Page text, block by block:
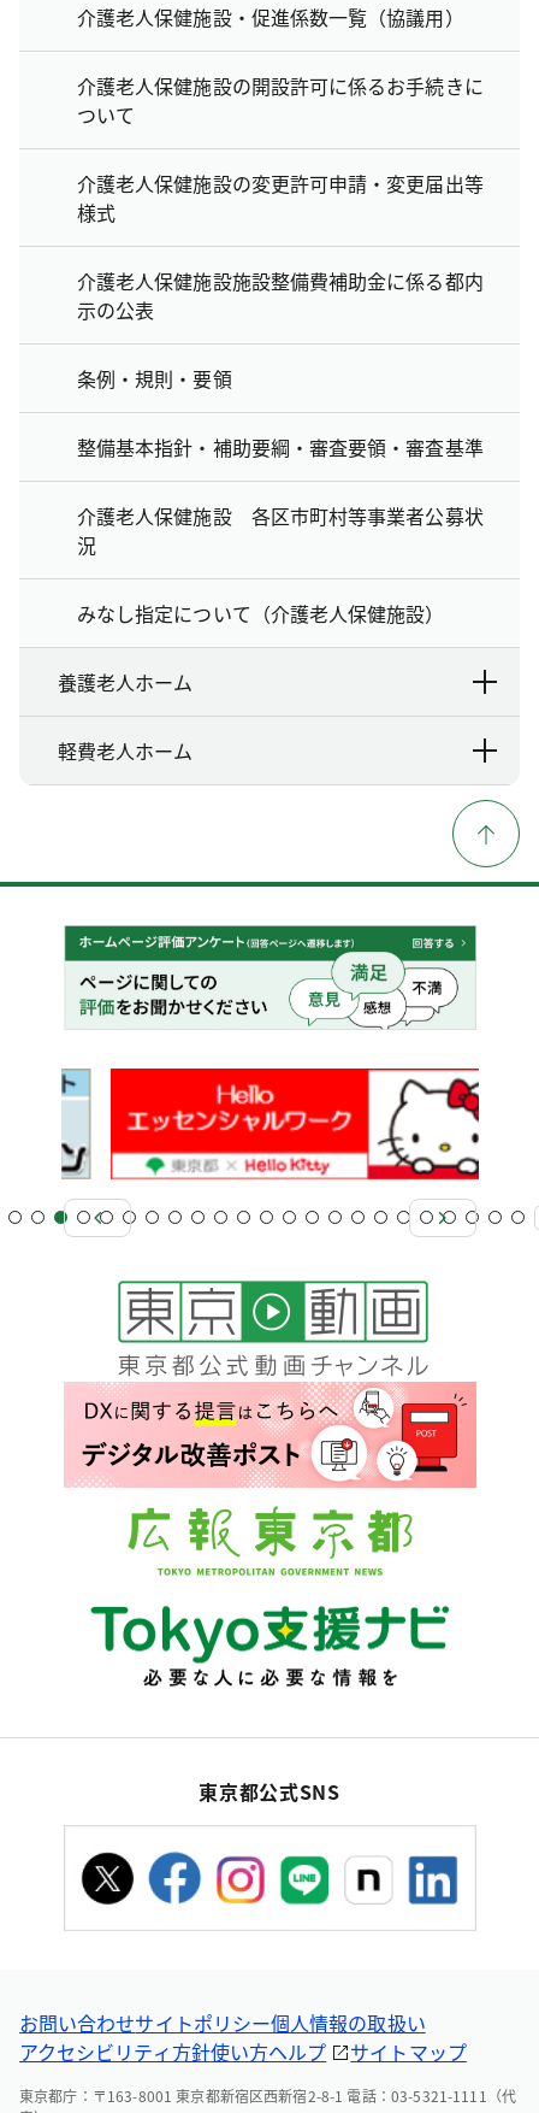
介護老人保健施設・促進係数一覧（協議用）
介護老人保健施設の開設許可に係るお手続きに
ついて
介護老人保健施設の変更許可申請・変更届出等
様式
介護老人保健施設施設整備費補助金に係る都内
示の公表
条例・規則・要領
整備基本指針・補助要綱・審査要領・審査基準
介護老人保健施設 各区市町村等事業者公募状
況
みなし指定について（介護老人保健施設）
養護老人ホーム
軽費老人ホーム
東京都公式SNS
お問い合わせサイトポリシー個人情報の取扱い
アクセシビリティ方針使い方ヘルプ サイトマップ
東京都庁：〒163-8001 東京都新宿区西新宿2-8-1 電話：03-5321-1111（代